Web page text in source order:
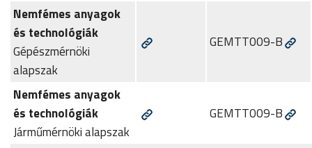
Nemfémes anyagok
és technológiák
Gépészmérnöki
alapszak
GEMTT009-B
Nemfémes anyagok
és technológiák
Járműmérnöki alapszak
GEMTT009-B